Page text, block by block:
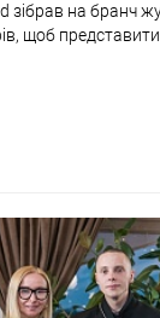
зібрав на бранч
щоб